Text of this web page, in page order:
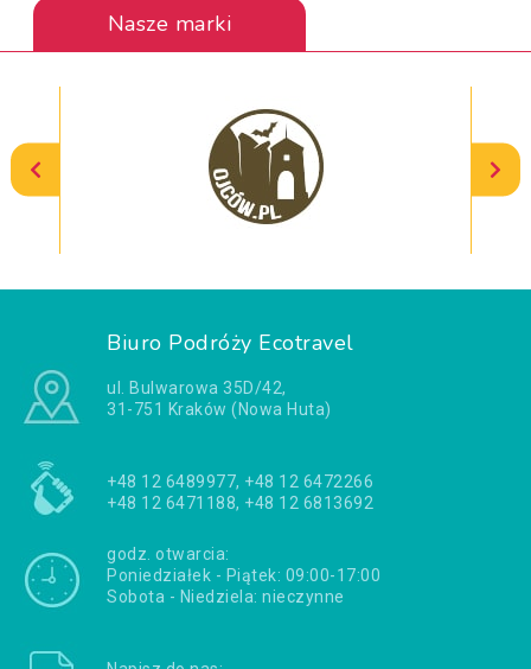
Nasze marki
Biuro Podróży Ecotravel
ul. Bulwarowa 35D/42,
31-751 Kraków (Nowa Huta)
+48 12 6489977, +48 12 6472266
+48 12 6471188, +48 12 6813692
godz. otwarcia:
Poniedziałek - Piątek: 09:00-17:00
Sobota - Niedziela: nieczynne